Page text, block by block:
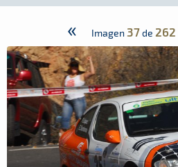
« Imagen 37de 262